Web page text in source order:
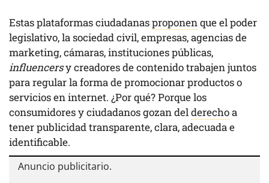
Estas plataformas ciudadanasproponenque el poder
legislativo, la sociedad civil, empresas, agencias de
marketing, cámaras, instituciones públicas,
influencersy creadores de contenido trabajen juntos
para regular la forma de promocionar productos o
servicios en internet. ¿Por qué? Porque los
consumidores y ciudadanos gozan delderechoa
tener publicidad transparente, clara, adecuada e
identificable.